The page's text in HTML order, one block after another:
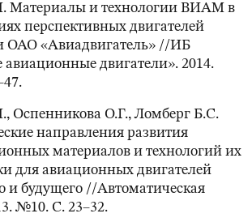
Материалы и технологии ВИАМ в
перспективных двигателей
ОАО «Авиадвигатель» //ИБ
двигатели». 2014.
Оспенникова О.Г., Ломберг Б.С.
направления развития
материалов и технологий их
для авиационных двигателей
и будущего //Автоматическая
№10. С. 23–32.